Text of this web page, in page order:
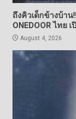
ถึงคิวเด็กข้างบ้าน
ONEDOOR ไทย
August 4, 2026